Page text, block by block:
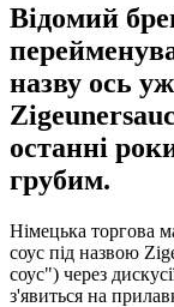
Відомий
назву ось
останні
грубим.
Німецька торгова
соус під назвою
соус") через
з'явиться на